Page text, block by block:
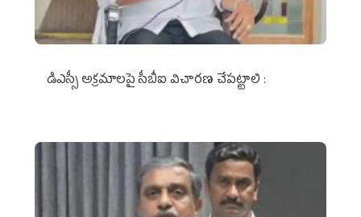
డిఎస్సీ అక్రమాలపై సీబీఐ విచారణ చేపట్టాలి :